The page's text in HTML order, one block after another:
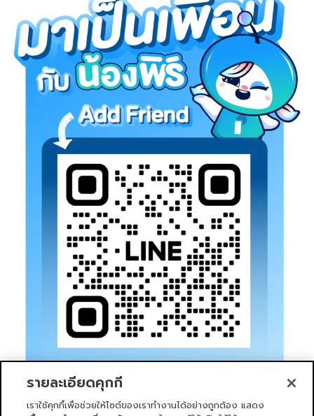
รายละเอียดคุกกี้
เราใช้คุกกี้เพื่อช่วยให้ไซต์ของเราทำงานได้อย่างถูกต้อง แสดง